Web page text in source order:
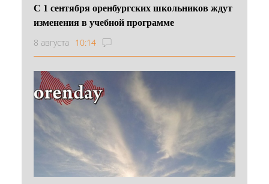
С 1 сентября оренбургских школьников ждут
изменения в учебной программе
8 августа 10:14